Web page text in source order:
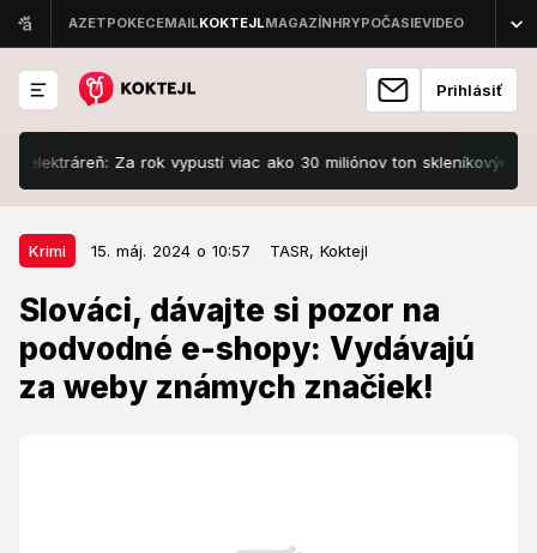
Prihlásiť
Za rok vypustí viac ako 30 miliónov ton skleníkových plynov
Krimi 15. máj. 2024 o 10:57 TASR, Koktejl
Slováci, dávajte si pozor na
podvodné e-shopy: Vydávajú
za weby známych značiek!
Krimi 15. máj. 2024 o 10:57
Slováci, dávajte si pozor na
podvodné e-shopy: Vydávajú za
weby známych značiek!